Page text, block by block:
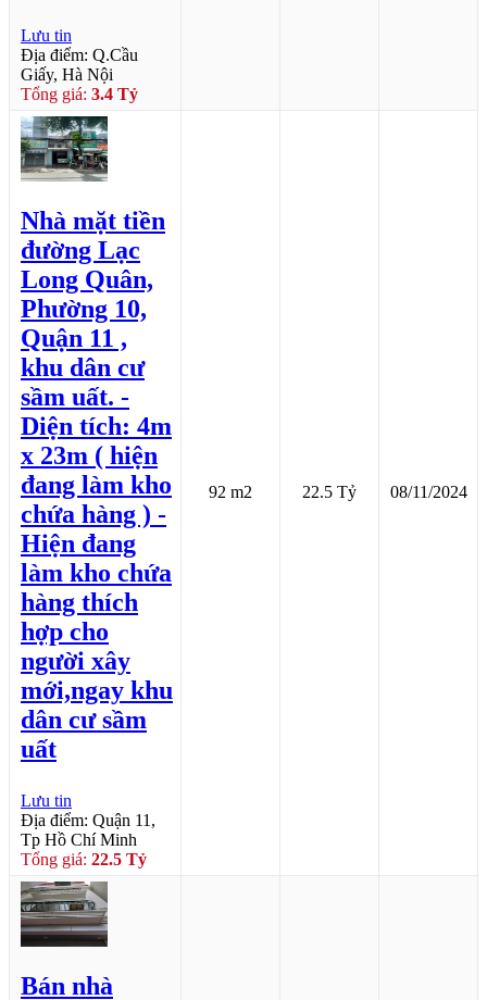
Lưu tin
Địa điểm: Q.Cầu
Giấy, Hà Nội
Tổng giá: 3.4 Tỷ
Nhà mặt tiền
đường Lạc
Long Quân,
Phường 10,
Quận 11 ,
khu dân cư
sầm uất. -
Diện tích: 4m
x 23m ( hiện
đang làm kho
chứa hàng ) -
Hiện đang
làm kho chứa
hàng thích
hợp cho
người xây
mới,ngay khu
dân cư sầm
uất
Lưu tin
Địa điểm: Quận 11,
Tp Hồ Chí Minh
Tổng giá: 22.5 Tỷ
92 m2 22.5 Tỷ 08/11/2024
Bán nhà